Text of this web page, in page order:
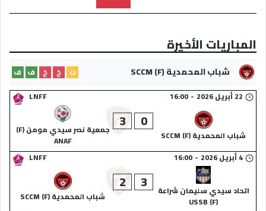
المباريات الأخيرة
شباب المحمدية (F) SCCM ت خ خ ف ف
LNFF
22 أبريل 2026 -
16:00
شباب المحمدية (F) SCCM
0
3
جمعية نصر سيدي مومن (F)
ANAF
LNFF
4 أبريل 2026 -
16:00
اتحاد سيدي سليمان شراعة
(F) USSB
3
2
شباب المحمدية (F) SCCM